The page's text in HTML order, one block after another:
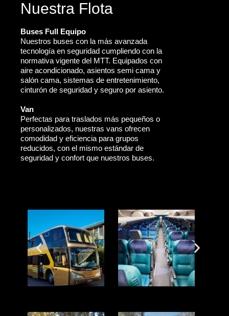
Nuestra Flota
Buses Full Equipo
Nuestros buses con la más avanzada
tecnología en seguridad cumpliendo con la
normativa vigente del MTT. Equipados con
aire acondicionado, asientos semi cama y
salón cama, sistemas de entretenimiento,
cinturón de seguridad y seguro por asiento.
Van
Perfectas para traslados más pequeños o
personalizados, nuestras vans ofrecen
comodidad y eficiencia para grupos
reducidos, con el mismo estándar de
seguridad y confort que nuestros buses.